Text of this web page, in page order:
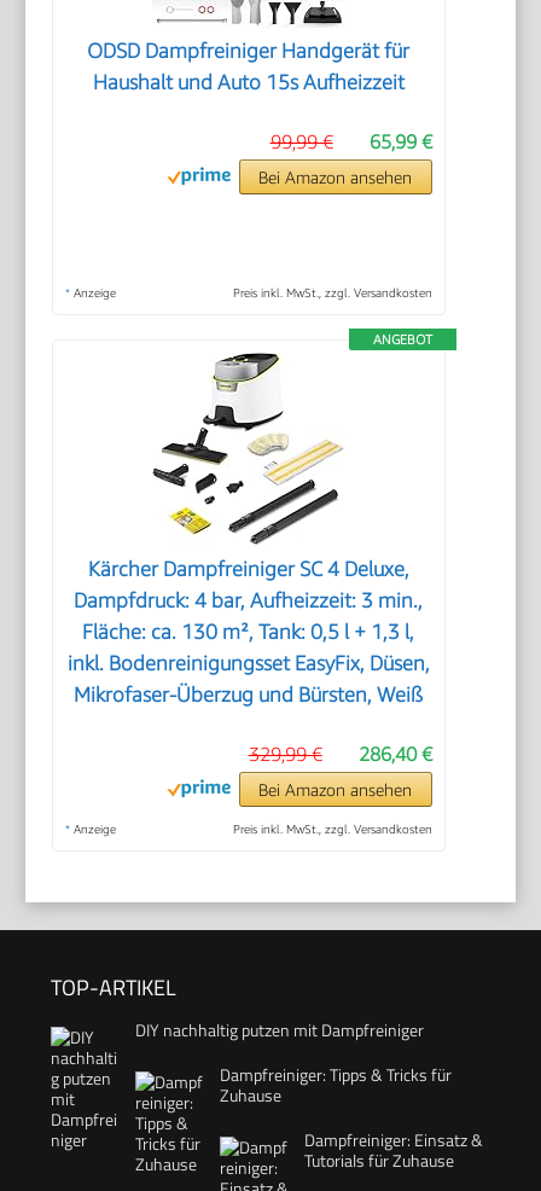
ODSD Dampfreiniger Handgerät für
Haushalt und Auto 15s Aufheizzeit
65,99 €
99,99 €
Bei Amazon ansehen
* Anzeige Preis inkl. MwSt., zzgl. Versandkosten
ANGEBOT
Kärcher Dampfreiniger SC 4 Deluxe,
Dampfdruck: 4 bar, Aufheizzeit: 3 min.,
Fläche: ca. 130 m², Tank: 0,5 l + 1,3 l,
inkl. Bodenreinigungsset EasyFix, Düsen,
Mikrofaser-Überzug und Bürsten, Weiß
286,40 €
329,99 €
Bei Amazon ansehen
* Anzeige Preis inkl. MwSt., zzgl. Versandkosten
TOP-ARTIKEL
DIY nachhaltig putzen mit Dampfreiniger
Dampfreiniger: Tipps & Tricks für
Zuhause
Dampfreiniger: Einsatz &
Tutorials für Zuhause